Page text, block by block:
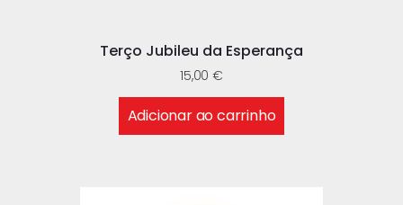
Terço Jubileu da Esperança
15,00 €
Adicionar ao carrinho